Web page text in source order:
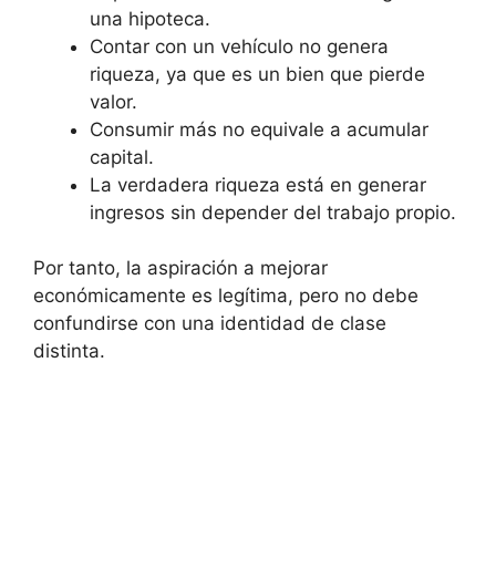
una hipoteca.
Contar con un vehículo no genera
riqueza, ya que es un bien que pierde
valor.
Consumir más no equivale a acumular
capital.
La verdadera riqueza está en generar
ingresos sin depender del trabajo propio.
Por tanto, la aspiración a mejorar
económicamente es legítima, pero no debe
confundirse con una identidad de clase
distinta.